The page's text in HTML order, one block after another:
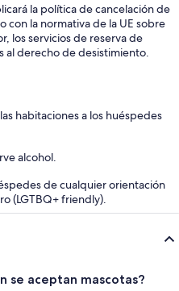
la política de cancelación de
la normativa de la UE sobre
los servicios de reserva de
al derecho de desistimiento.
habitaciones a los huéspedes
alcohol.
de cualquier orientación
(LGTBQ+ friendly).
se aceptan mascotas?